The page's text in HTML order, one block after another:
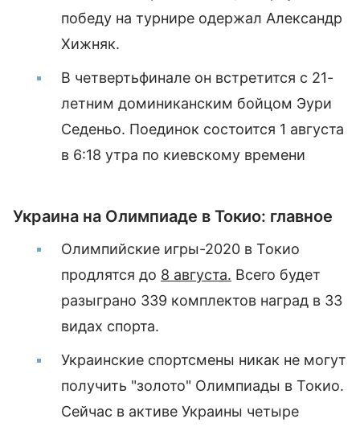
победу на турнире одержал Александр
Хижняк.
В четвертьфинале он встретится с 21-
летним доминиканским бойцом Эури
Седеньо. Поединок состоится 1 августа
в 6:18 утра по киевскому времени
Украина на Олимпиаде в Токио: главное
Олимпийские игры-2020 в Токио
продлятся до 8 августа. Всего будет
разыграно 339 комплектов наград в 33
видах спорта.
Украинские спортсмены никак не могут
получить "золото" Олимпиады в Токио.
Сейчас в активе Украины четыре